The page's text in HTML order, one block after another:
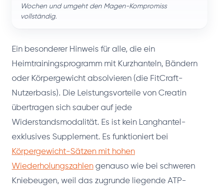
Wochen und umgeht den Magen-Kompromiss
vollständig.
Ein besonderer Hinweis für alle, die ein
Heimtrainingsprogramm mit Kurzhanteln, Bändern
oder Körpergewicht absolvieren (die FitCraft-
Nutzerbasis). Die Leistungsvorteile von Creatin
übertragen sich sauber auf jede
Widerstandsmodalität. Es ist kein Langhantel-
exklusives Supplement. Es funktioniert bei
Körpergewicht-Sätzen mit hohen
Wiederholungszahlen genauso wie bei schweren
Kniebeugen, weil das zugrunde liegende ATP-